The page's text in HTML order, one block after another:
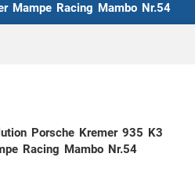
Mampe Racing Mambo Nr.54
Porsche Kremer 935 K3
Racing Mambo Nr.54